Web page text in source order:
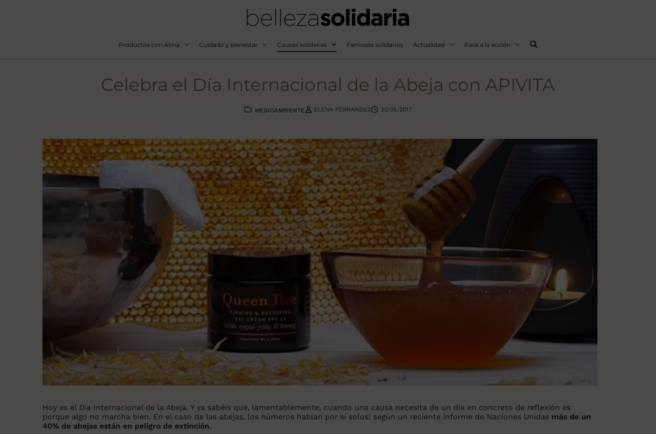
Productos con Alma Cuidado y bienestar Causas solidarias Famosos solidarios Actualidad Pasa a la acción Buscar...
Celebra el Día Internacional de la Abeja con APIVITA
MEDIOAMBIENTE ELENA FERNANDEZ 20/05/2017
Hoy es el Día Internacional de la Abeja. Y ya sabéis que, lamentablemente, cuando una causa necesita de un día en concreto de reflexión es
porque algo no marcha bien. En el caso de las abejas, los números hablan por sí solos: según un reciente informe de Naciones Unidas más de un
40% de abejas están en peligro de extinción.